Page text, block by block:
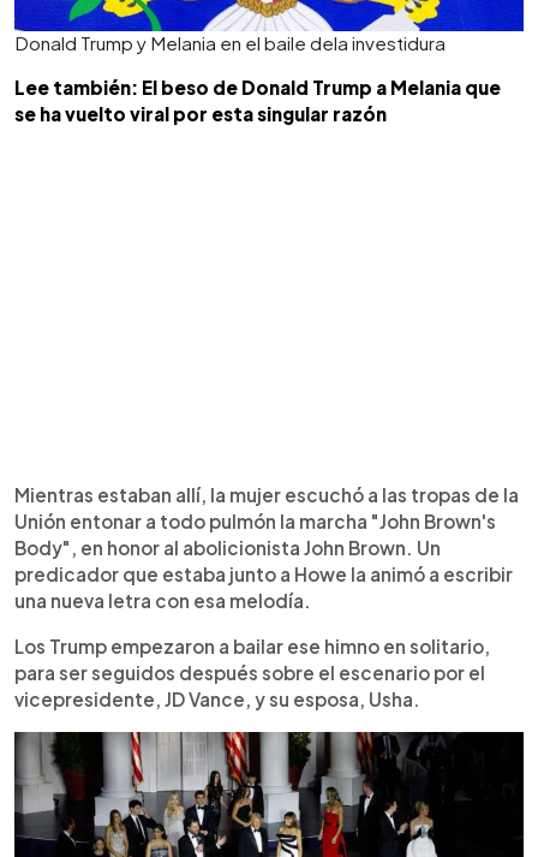
Donald Trump y Melania en el baile dela investidura
Lee también: El beso de Donald Trump a Melania que
se ha vuelto viral por esta singular razón
Mientras estaban allí, la mujer escuchó a las tropas de la
Unión entonar a todo pulmón la marcha "John Brown's
Body", en honor al abolicionista John Brown. Un
predicador que estaba junto a Howe la animó a escribir
una nueva letra con esa melodía.
Los Trump empezaron a bailar ese himno en solitario,
para ser seguidos después sobre el escenario por el
vicepresidente, JD Vance, y su esposa, Usha.